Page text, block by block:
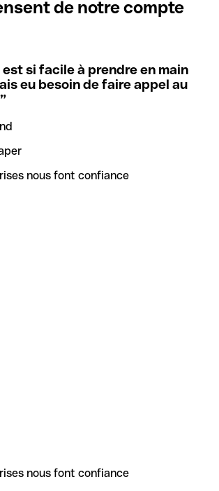
le code de l'une des succursales
sûr du code SWIFT que vous devriez
développé un outil de recherche de
de banque.
de codes SWIFT. Ainsi, vous pouvez
vos codes SWIFT avant de réaliser vos
de notre compte
si facile à prendre en main
eu besoin de faire appel au
”
nous font confiance
nous font confiance